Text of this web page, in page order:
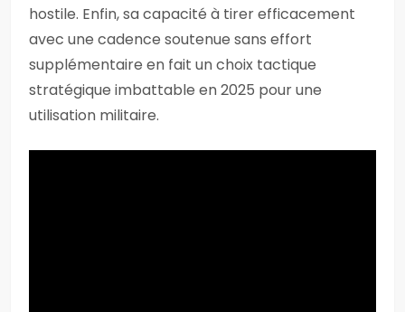
hostile. Enfin, sa capacité à tirer efficacement
avec une cadence soutenue sans effort
supplémentaire en fait un choix tactique
stratégique imbattable en 2025 pour une
utilisation militaire.